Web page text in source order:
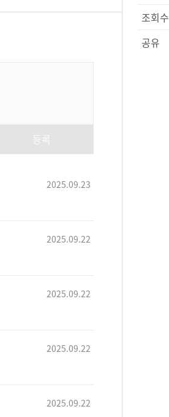
조회수
공유
2025.09.23
2025.09.22
2025.09.22
2025.09.22
2025.09.22